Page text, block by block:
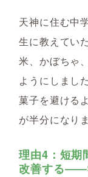
天神に住む中
生に教えてい
米、かぼちゃ
ようにしまし
菓子を避ける
が半分になり
理由4：短期
改善する――